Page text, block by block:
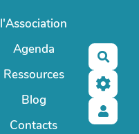
l'Association
Agenda
Ressources
Blog
Contacts